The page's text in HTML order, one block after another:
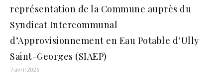
représentation de la Commune auprès du
Syndicat Intercommunal
d’Approvisionnement en Eau Potable d’Ully
Saint-Georges (SIAEP)
7 avril 2026